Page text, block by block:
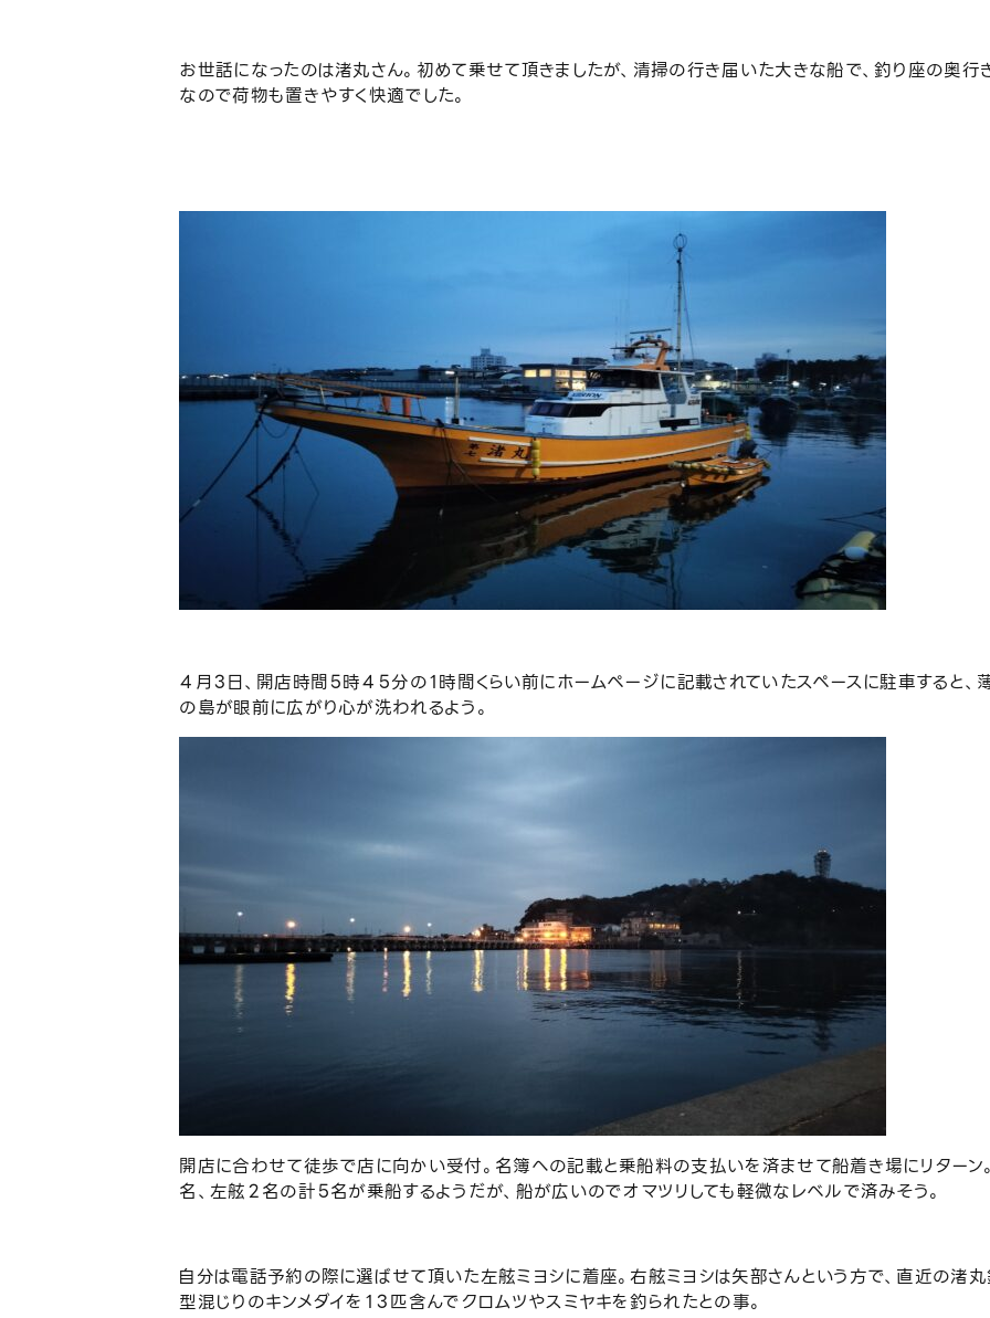
お世話になったのは渚丸さん。初めて乗せて頂きましたが、清掃の行き届いた大きな船で、釣り座の奥行
なので荷物も置きやすく快適でした。
４月３日、開店時間５時４５分の１時間くらい前にホームページに記載されていたスペースに駐車すると、
の島が眼前に広がり心が洗われるよう。
開店に合わせて徒歩で店に向かい受付。名簿への記載と乗船料の支払いを済ませて船着き場にリターン
名、左舷２名の計５名が乗船するようだが、船が広いのでオマツリしても軽微なレベルで済みそう。
自分は電話予約の際に選ばせて頂いた左舷ミヨシに着座。右舷ミヨシは矢部さんという方で、直近の渚
型混じりのキンメダイを１３匹含んでクロムツやスミヤキを釣られたとの事。